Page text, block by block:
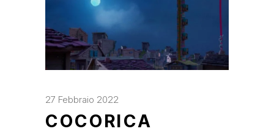
27 Febbraio 2022
COCORICA